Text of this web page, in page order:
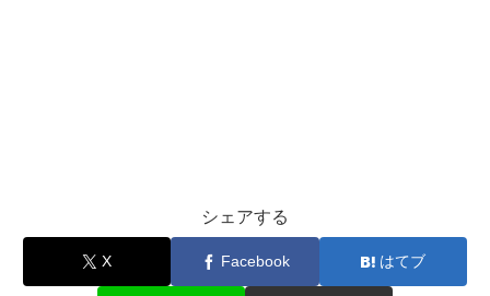
シェアする
X Facebook はてブ